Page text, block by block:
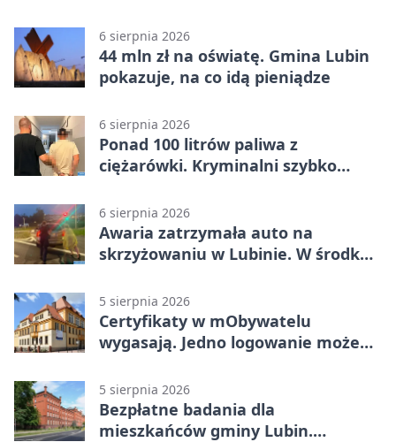
6 sierpnia 2026
44 mln zł na oświatę. Gmina Lubin
pokazuje, na co idą pieniądze
6 sierpnia 2026
Ponad 100 litrów paliwa z
ciężarówki. Kryminalni szybko
6 sierpnia 2026
Awaria zatrzymała auto na
skrzyżowaniu w Lubinie. W środku
5 sierpnia 2026
Certyfikaty w mObywatelu
wygasają. Jedno logowanie może
5 sierpnia 2026
Bezpłatne badania dla
mieszkańców gminy Lubin.